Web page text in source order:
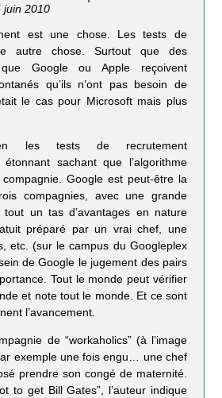
juin 2010
est une chose. Les tests de
autre chose. Surtout que des
Google ou Apple reçoivent
qu’ils n’ont pas besoin de
le cas pour Microsoft mais plus
les tests de recrutement
étonnant sachant que l’algorithme
Google est peut-être la
compagnies, avec une grande
un tas d’avantages en nature
préparé par un vrai chef, une
etc. (sur le campus du Googleplex
de Google le jugement des pairs
Tout le monde peut vérifier
et note tout le monde. Et ce sont
l’avancement.
de “workaholics” (à l’image
exemple une fois engu… une chef
prendre son congé de maternité.
to get Bill Gates”, l’auteur indique